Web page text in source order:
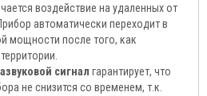
воздействие на удаленных от
автоматически переходит в
мощности после того, как
сигнал гарантирует, что
не снизится со временем, т.к.